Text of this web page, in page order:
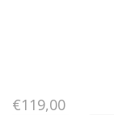
€119,00